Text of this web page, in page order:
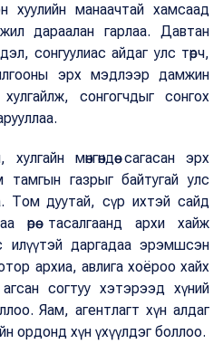
хуулийн манаачтай хамсаад
дараалан гарлаа. Давтан
сонгуулиас айдаг улс төрч,
эрх мэдлээр дамжин
сонгогчдыг сонгох
мөнгөндөө сагасан эрх
тамгын газрыг байтугай улс
Том дуутай, сүр ихтэй сайд
өрөө тасалгаанд архи хайж
илүүтэй даргадаа эрэмшсэн
архиа, авлига хоёроо хайх
согтуу хэтэрээд хүний
Яам, агентлагт хүн алдаг
ордонд хүн үхүүлдэг боллоо.